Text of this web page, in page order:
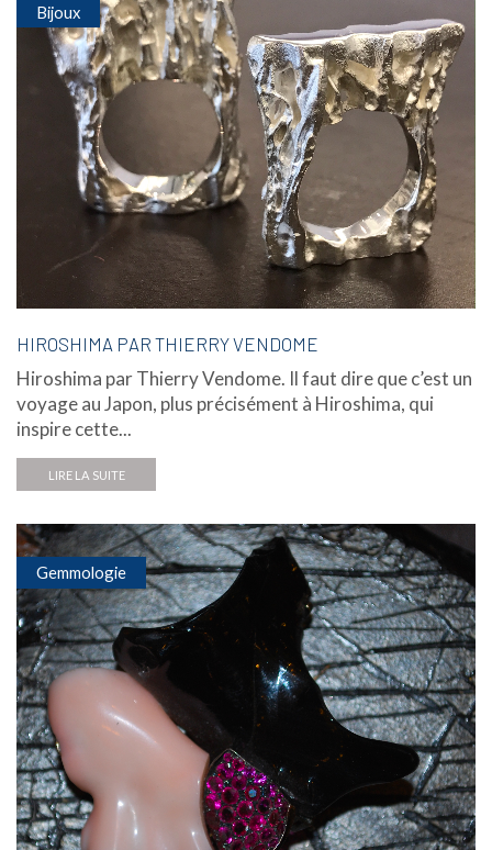
Bijoux
HIROSHIMA PAR THIERRY VENDOME
Hiroshima par Thierry Vendome. Il faut dire que c’est un
voyage au Japon, plus précisément à Hiroshima, qui
inspire cette...
LIRE LA SUITE
Gemmologie